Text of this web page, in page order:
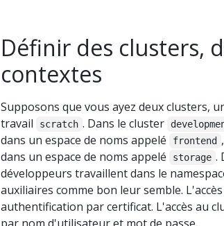
Définir des clusters,
contextes
Supposons que vous ayez deux clusters,
travail
scratch . Dans le cluster
dans un espace de noms appelé
frontend
dans un espace de noms appelé
storage .
développeurs travaillent dans le
auxiliaires comme bon leur semble.
authentification par certificat. L'accès au